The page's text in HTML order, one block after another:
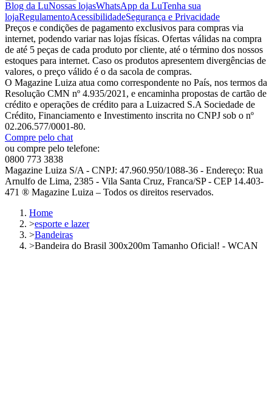
Blog da LuNossas lojasWhatsApp da LuTenha sua
lojaRegulamentoAcessibilidadeSegurança e Privacidade
Preços e condições de pagamento exclusivos para compras via
internet, podendo variar nas lojas físicas. Ofertas válidas na compra
de até 5 peças de cada produto por cliente, até o término dos nossos
estoques para internet. Caso os produtos apresentem divergências de
valores, o preço válido é o da sacola de compras.
O Magazine Luiza atua como correspondente no País, nos termos da
Resolução CMN nº 4.935/2021, e encaminha propostas de cartão de
crédito e operações de crédito para a Luizacred S.A Sociedade de
Crédito, Financiamento e Investimento inscrita no CNPJ sob o nº
02.206.577/0001-80.
Compre pelo chat
ou compre pelo telefone:
0800 773 3838
Magazine Luiza S/A - CNPJ: 47.960.950/1088-36 - Endereço: Rua
Arnulfo de Lima, 2385 - Vila Santa Cruz, Franca/SP - CEP 14.403-
471 ® Magazine Luiza – Todos os direitos reservados.
Home
>esporte e lazer
>Bandeiras
>Bandeira do Brasil 300x200m Tamanho Oficial! - WCAN